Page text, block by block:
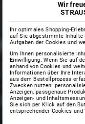
Wir
Ihr optimales Shopping-
auf Sie abgestimmte Inhalte
Aufgaben der Cookies und
Um Ihnen personalisierte
Einwilligung. Wenn Sie auf
anhand von Cookies und
Informationen über Ihre
aus dem Bestellprozess
Zwecken nutzen:
Anzeigen, passgenaue
Anzeigen- und
Sie sich per Klick auf den
entsprechender Cookies